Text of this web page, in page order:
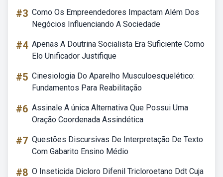
#3 Como Os Empreendedores Impactam Além Dos
Negócios Influenciando A Sociedade
#4 Apenas A Doutrina Socialista Era Suficiente Como
Elo Unificador Justifique
#5 Cinesiologia Do Aparelho Musculoesquelético:
Fundamentos Para Reabilitação
#6 Assinale A única Alternativa Que Possui Uma
Oração Coordenada Assindética
#7 Questões Discursivas De Interpretação De Texto
Com Gabarito Ensino Médio
#8 O Inseticida Dicloro Difenil Tricloroetano Ddt Cuja